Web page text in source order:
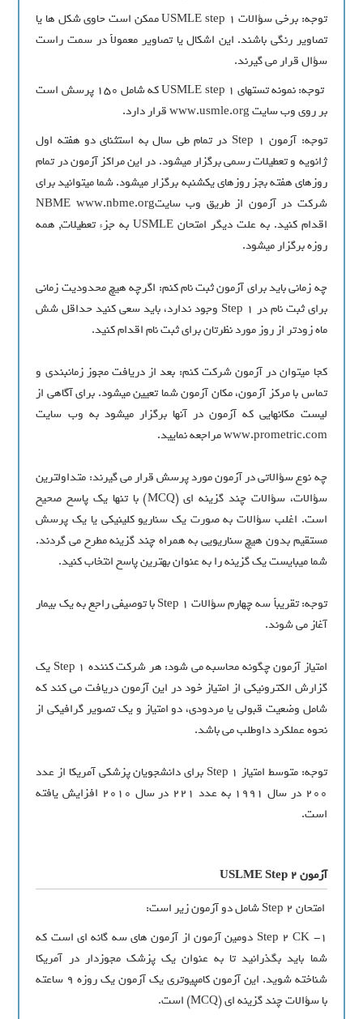
توجه: برخي سؤالات USMLE step 1 ممکن است حاوي شکل‏ ها يا
تصاوير رنگي باشند. اين اشکال يا تصاوير معمولاً در سمت راست
سؤال قرار مي‏ گيرند.
توجه: نمونه تست‏هاي USMLE step 1 که شامل ۱۵۰ پرسش است
بر روي وب سايت www.usmle.org قرار دارد.
توجه: آزمون Step 1 در تمام طي سال به استثناي دو هفته اول
ژانويه و تعطيلات رسمي برگزار مي‏شود. در اين مراکز آزمون در تمام
روزهاي هفته بجز روزهاي يکشنبه برگزار مي‏شود. شما مي‏توانيد براي
شرکت در آزمون از طريق وب سايتNBME www.nbme.org
اقدام کنيد. به علت ديگر امتحان USMLE به جزء تعطيلات, همه
روزه برگزار مي‏شود.
چه زماني بايد براي آزمون ثبت نام کنم: اگرچه هيچ محدوديت زماني
براي ثبت نام در Step 1 وجود ندارد، بايد سعي کنيد حداقل شش
ماه زودتر از روز مورد نظرتان براي ثبت نام اقدام کنيد.
کجا مي‏توان در آزمون شرکت کنم: بعد از دريافت مجوز زمانبندي و
تماس با مرکز آزمون، مکان آزمون شما تعيين مي‏شود. براي آگاهي از
ليست مکان‏هايي که آزمون در آنها برگزار مي‏شود به وب سايت
www.prometric.com مراجعه نماييد.
چه نوع سؤالاتي در آزمون مورد پرسش قرار مي‏ گيرند: متداول‏ترين
سؤالات، سؤالات چند گزينه ‏اي (MCQ) با تنها يک پاسخ صحيح
است. اغلب سؤالات به صورت يک سناريو کلينيکي يا يک پرسش
مستقيم بدون هيچ سناريويي به همراه چند گزينه مطرح مي‏ گردند.
شما مي‏بايست يک گزينه را به عنوان بهترين پاسخ انتخاب کنيد.
توجه: تقريباً سه چهارم سؤالات Step 1 با توصيفي راجع به يک بيمار
آغاز مي‏ شوند.
امتياز آزمون چگونه محاسبه مي‏ شود: هر شرکت کننده Step 1 يک
گزارش الکترونيکي از امتياز خود در اين آزمون دريافت مي‏ کند که
شامل وضعيت قبولي يا مردودي، دو امتياز و يک تصوير گرافيکي از
نحوه عملکرد داوطلب مي‏ باشد.
توجه: متوسط امتياز Step 1 براي دانشجويان پزشکي آمريکا از عدد
۲۰۰ در سال 1991 به عدد ۲۲۱ در سال 2010 افزايش يافته
است.
آزمون USLME Step 2
امتحان Step 2 شامل دو آزمون زير است:
1- Step 2 CK دومين آزمون از آزمون ‏هاي سه گانه ‏اي است که
شما بايد بگذرانيد تا به عنوان يک پزشک مجوزدار در آمريکا
شناخته شويد. اين آزمون کامپيوتري يک آزمون يک روزه ۹ ساعته
با سؤالات چند گزينه‏ اي (MCQ) است.